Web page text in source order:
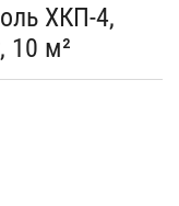
ХКП-4,
10 м²